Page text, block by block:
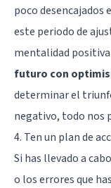
poco desencajados
este periodo de
mentalidad
futuro con
determinar el
negativo, todo nos
4. Ten un plan de
Si has llevado a
o los errores que